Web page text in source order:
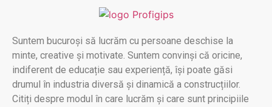
Suntem bucuroși să lucrăm cu persoane deschise la
minte, creative și motivate. Suntem convinși că oricine,
indiferent de educație sau experiență, își poate găsi
drumul în industria diversă și dinamică a construcțiilor.
Citiți despre modul în care lucrăm și care sunt principiile